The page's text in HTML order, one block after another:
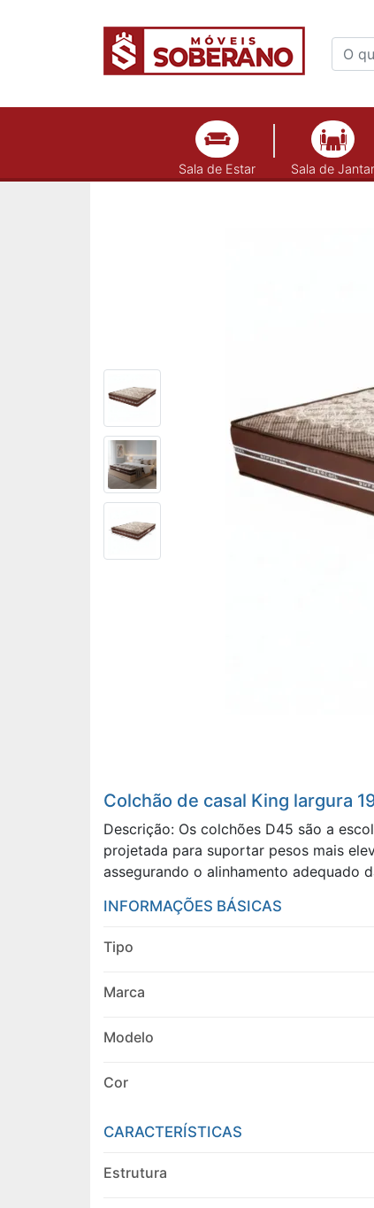
Sala de Estar Sala de Jantar
Colchão de casal King largura
Descrição: Os colchões D45 são a
projetada para suportar pesos mais
assegurando o alinhamento adequado
INFORMAÇÕES BÁSICAS
Tipo
Marca
Modelo
Cor
CARACTERÍSTICAS
Estrutura